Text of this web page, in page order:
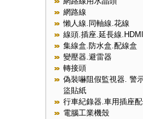
網路線
懶人線.同軸線.花線
線頭.插座.延長線
集線盒.防水盒.配線盒
變壓器.避雷器
轉接頭
偽裝嚇阻假監視器. 警
盜貼紙
行車紀錄器.車用插座
電腦工業機殼